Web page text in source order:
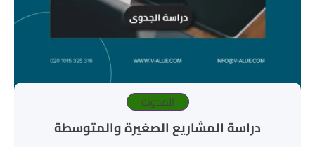
المدونة
دراسة المشاريع الصغيرة والمتوسطة